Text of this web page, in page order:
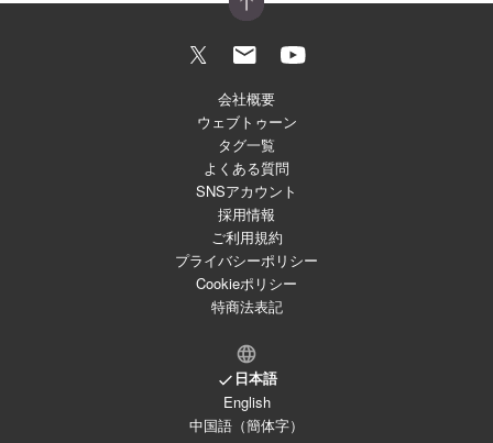
会社概要
ウェブトゥーン
タグ一覧
よくある質問
SNSアカウント
採用情報
ご利用規約
プライバシーポリシー
Cookieポリシー
特商法表記
日本語
English
中国語（簡体字）